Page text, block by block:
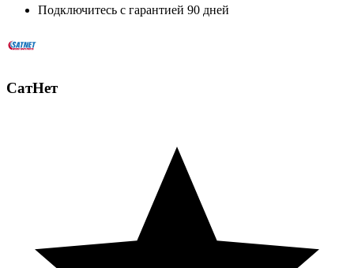
Подключитесь с гарантией 90 дней
СатНет